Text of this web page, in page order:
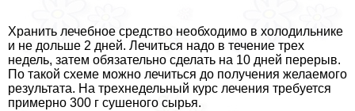
Хранить лечебное средство необходимо в холодильнике
и не дольше 2 дней. Лечиться надо в течение трех
недель, затем обязательно сделать на 10 дней перерыв.
По такой схеме можно лечиться до получения желаемого
результата. На трехнедельный курс лечения требуется
примерно 300 г сушеного сырья.